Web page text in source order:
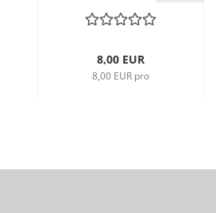
8,00 EUR
8,00 EUR pro